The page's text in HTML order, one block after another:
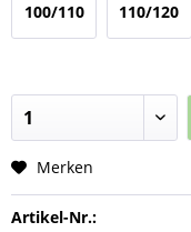
100/110 110/120
Merken
Artikel-Nr.: